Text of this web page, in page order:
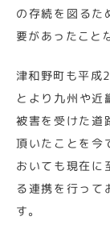
の存続を図るた
要があったこと
津和野町も平成
とより九州や近
被害を受けた道
頂いたことを今
おいても現在に
る連携を行って
す。